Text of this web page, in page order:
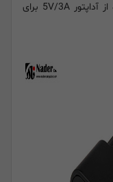
امکان استفاده از آداپتور 5V/3A برای